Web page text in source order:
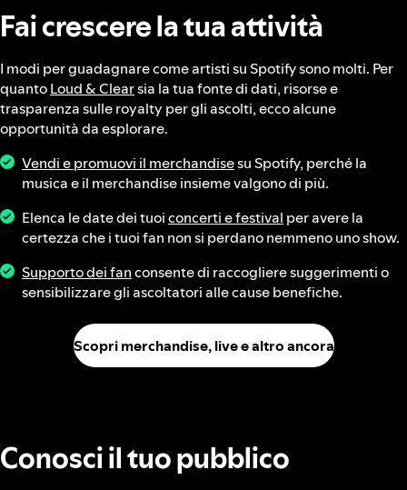
Fai crescere la tua attività
I modi per guadagnare come artisti su Spotify sono molti. Per
quantoLoud & Clearsia la tua fonte di dati, risorse e
trasparenza sulle royalty per gli ascolti, ecco alcune
opportunità da esplorare.
Vendi e promuovi il merchandisesu Spotify, perché la
musica e il merchandise insieme valgono di più.
Elenca le date dei tuoiconcerti e festival per avere la
certezza che i tuoi fan non si perdano nemmeno uno show.
Supporto dei fanconsente di raccogliere suggerimenti o
sensibilizzare gli ascoltatori alle cause benefiche.
Scopri merchandise, live e altro ancora
Conosci il tuo pubblico